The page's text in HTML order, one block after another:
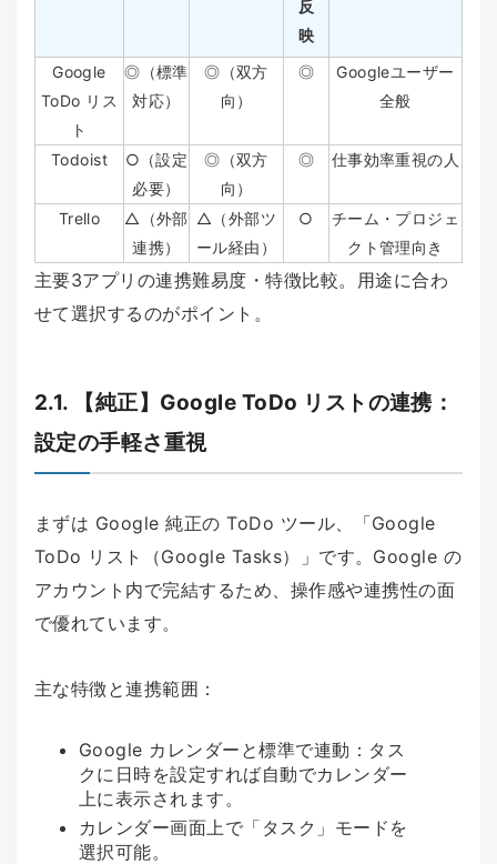
反
映
Google
ToDo リス
ト
◎（標準
対応）
◎（双方
向）
◎
Googleユーザー
全般
Todoist
○（設定
必要）
◎（双方
向）
◎ 仕事効率重視の人
Trello
△（外部
連携）
△（外部ツ
ール経由）
○
チーム・プロジェ
クト管理向き
主要3アプリの連携難易度・特徴比較。用途に合わ
せて選択するのがポイント。
2.1. 【純正】Google ToDo リストの連携：
設定の手軽さ重視
まずは Google 純正の ToDo ツール、「Google
ToDo リスト（Google Tasks）」です。Google の
アカウント内で完結するため、操作感や連携性の面
で優れています。
主な特徴と連携範囲：
Google カレンダーと標準で連動：タス
クに日時を設定すれば自動でカレンダー
上に表示されます。
カレンダー画面上で「タスク」モードを
選択可能。